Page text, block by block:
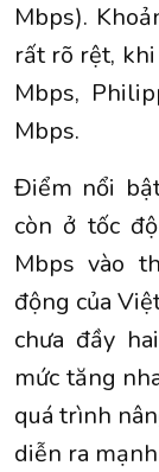
Mbps).
rất rõ rệt,
Mbps,
Mbps.
Điểm nổi
còn ở tốc
Mbps vào
động của
chưa đầy
mức tăng
quá trình
diễn ra